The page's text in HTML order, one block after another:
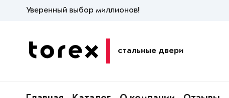
Уверенный выбор миллионов!
стальные двери